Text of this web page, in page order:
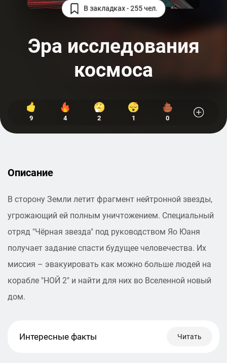
В закладках - 255 чел.
Эра исследования
космоса
9 4 2 1 0
Описание
В сторону Земли летит фрагмент нейтронной звезды,
угрожающий ей полным уничтожением. Специальный
отряд "Чёрная звезда" под руководством Яо Юаня
получает задание спасти будущее человечества. Их
миссия – эвакуировать как можно больше людей на
корабле "НОЙ 2" и найти для них во Вселенной новый
дом.
Интересные факты Читать